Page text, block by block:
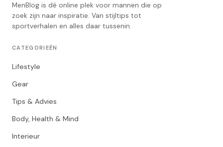
MenBlog is dé online plek voor mannen die op
zoek zijn naar inspiratie. Van stijltips tot
sportverhalen en alles daar tussenin.
CATEGORIEËN
Lifestyle
Gear
Tips & Advies
Body, Health & Mind
Interieur